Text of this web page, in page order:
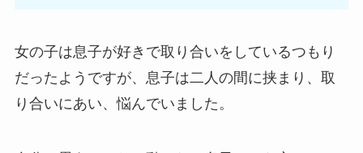
女の子は息子が好きで取り合いをしているつもり
だったようですが、息子は二人の間に挟まり、取
り合いにあい、悩んでいました。